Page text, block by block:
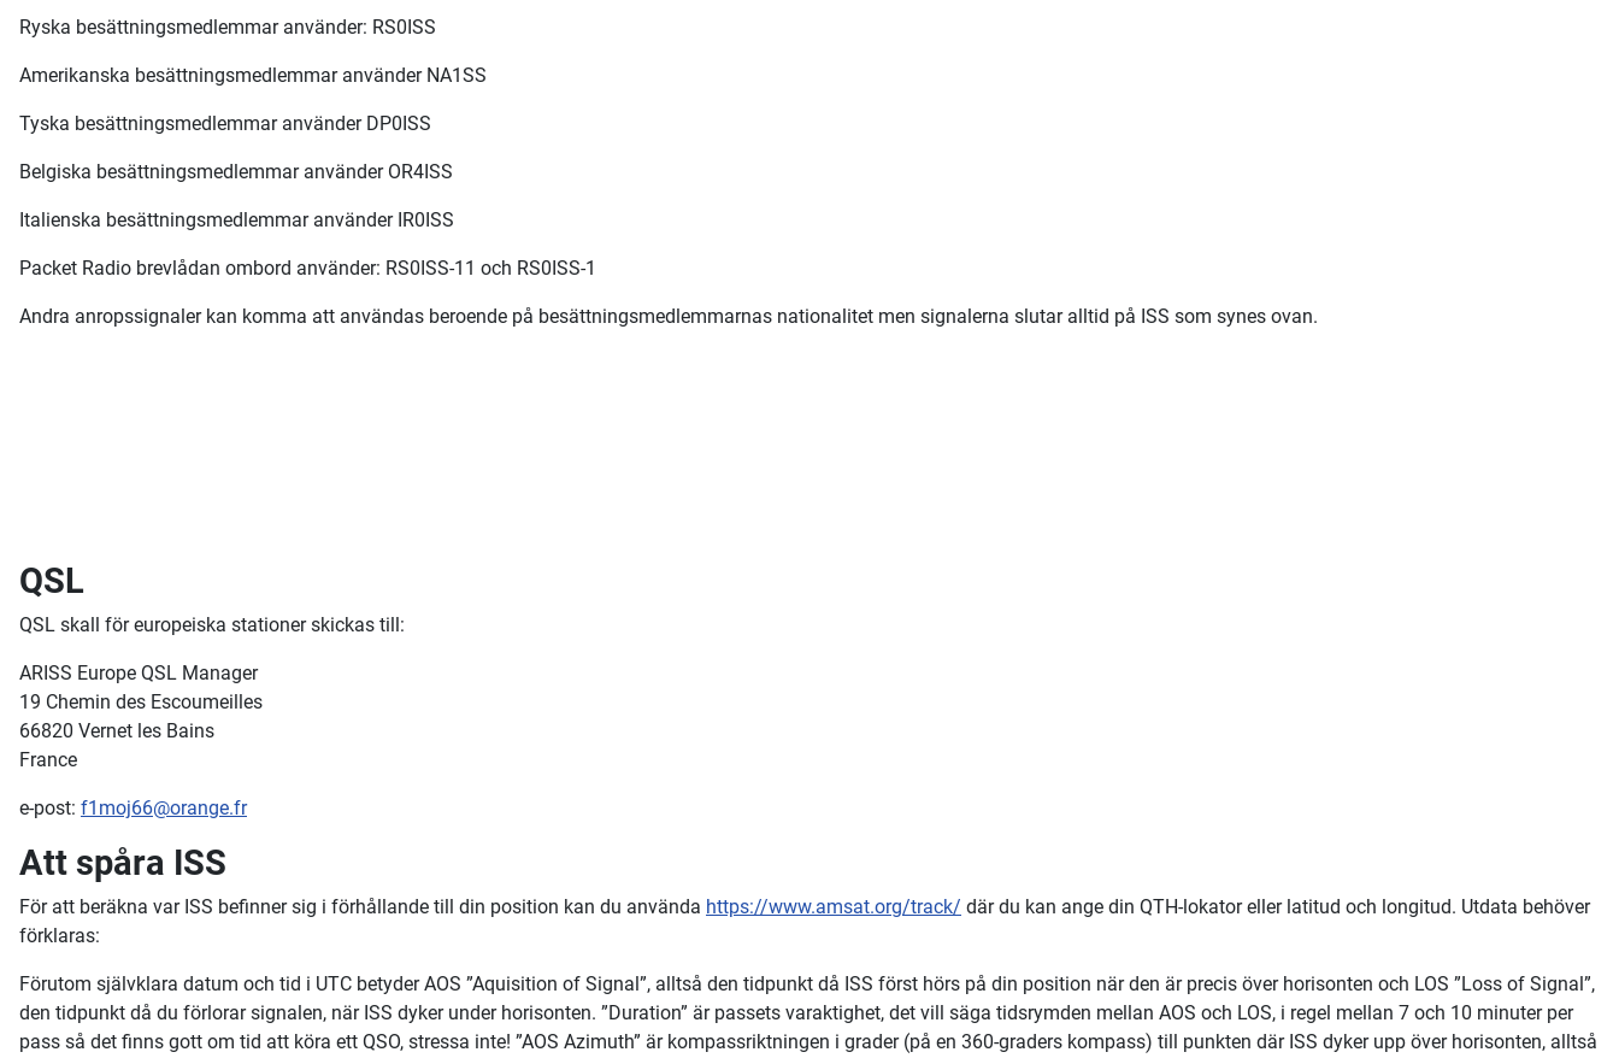
Ryska besättningsmedlemmar använder: RS0ISS
Amerikanska besättningsmedlemmar använder NA1SS
Tyska besättningsmedlemmar använder DP0ISS
Belgiska besättningsmedlemmar använder OR4ISS
Italienska besättningsmedlemmar använder IR0ISS
Packet Radio brevlådan ombord använder: RS0ISS-11 och RS0ISS-1
Andra anropssignaler kan komma att användas beroende på besättningsmedlemmarnas nationalitet men signalerna slutar alltid på ISS som synes ovan.
QSL
QSL skall för europeiska stationer skickas till:
ARISS Europe QSL Manager
19 Chemin des Escoumeilles
66820 Vernet les Bains
France
e-post: f1moj66@orange.fr
Att spåra ISS
För att beräkna var ISS befinner sig i förhållande till din position kan du använda https://www.amsat.org/track/ där du kan ange din QTH-lokator eller latitud och longitud. Utdata behöver
förklaras:
Förutom självklara datum och tid i UTC betyder AOS ”Aquisition of Signal”, alltså den tidpunkt då ISS först hörs på din position när den är precis över horisonten och LOS ”Loss of Signal”,
den tidpunkt då du förlorar signalen, när ISS dyker under horisonten. ”Duration” är passets varaktighet, det vill säga tidsrymden mellan AOS och LOS, i regel mellan 7 och 10 minuter per
pass så det finns gott om tid att köra ett QSO, stressa inte! ”AOS Azimuth” är kompassriktningen i grader (på en 360-graders kompass) till punkten där ISS dyker upp över horisonten, alltså